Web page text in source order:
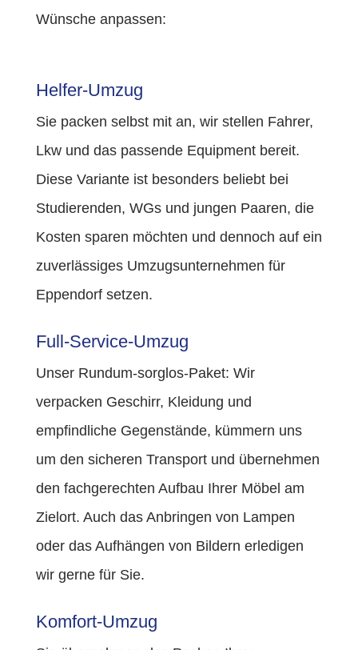
Wünsche anpassen:
Helfer-Umzug
Sie packen selbst mit an, wir stellen Fahrer,
Lkw und das passende Equipment bereit.
Diese Variante ist besonders beliebt bei
Studierenden, WGs und jungen Paaren, die
Kosten sparen möchten und dennoch auf ein
zuverlässiges Umzugsunternehmen für
Eppendorf setzen.
Full-Service-Umzug
Unser Rundum-sorglos-Paket: Wir
verpacken Geschirr, Kleidung und
empfindliche Gegenstände, kümmern uns
um den sicheren Transport und übernehmen
den fachgerechten Aufbau Ihrer Möbel am
Zielort. Auch das Anbringen von Lampen
oder das Aufhängen von Bildern erledigen
wir gerne für Sie.
Komfort-Umzug